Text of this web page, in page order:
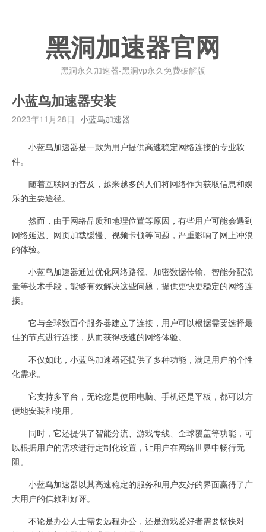
黑洞加速器官网
黑洞永久加速器-黑洞vp永久免费破解版
小蓝鸟加速器安装
2023年11月28日 小蓝鸟加速器
小蓝鸟加速器是一款为用户提供高速稳定网络连接的专业软
件。
随着互联网的普及，越来越多的人们将网络作为获取信息和娱
乐的主要途径。
然而，由于网络品质和地理位置等原因，有些用户可能会遇到
网络延迟、网页加载缓慢、视频卡顿等问题，严重影响了网上冲浪
的体验。
小蓝鸟加速器通过优化网络路径、加密数据传输、智能分配流
量等技术手段，能够有效解决这些问题，提供更快更稳定的网络连
接。
它与全球数百个服务器建立了连接，用户可以根据需要选择最
佳的节点进行连接，从而获得极速的网络体验。
不仅如此，小蓝鸟加速器还提供了多种功能，满足用户的个性
化需求。
它支持多平台，无论您是使用电脑、手机还是平板，都可以方
便地安装和使用。
同时，它还提供了智能分流、游戏专线、全球覆盖等功能，可
以根据用户的需求进行定制化设置，让用户在网络世界中畅行无
阻。
小蓝鸟加速器以其高速稳定的服务和用户友好的界面赢得了广
大用户的信赖和好评。
不论是办公人士需要远程办公，还是游戏爱好者需要畅快对